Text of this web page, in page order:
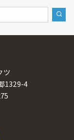
ツ
1329-4